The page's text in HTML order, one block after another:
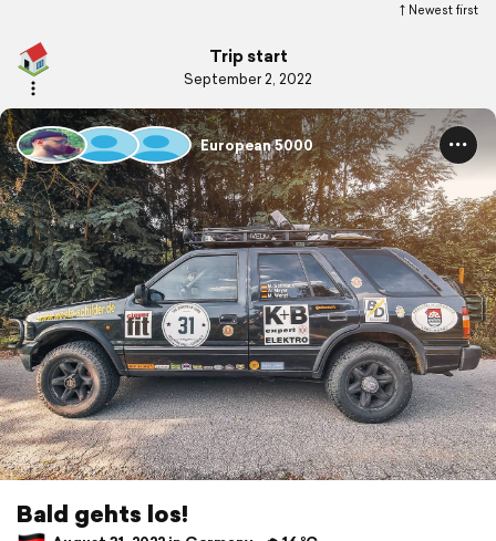
Newest first
Trip start
September 2, 2022
European 5000
Bald gehts los!